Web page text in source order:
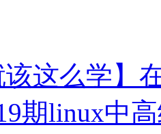
该这么学】
期linux中